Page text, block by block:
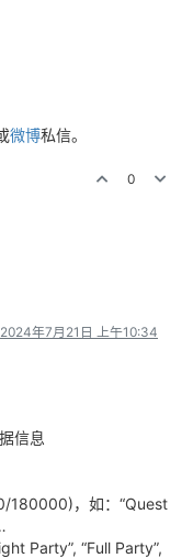
微博私信。
0
2024年7月21日 上午10:34
信息
，如：“Quest
Party”, “Full Party”,